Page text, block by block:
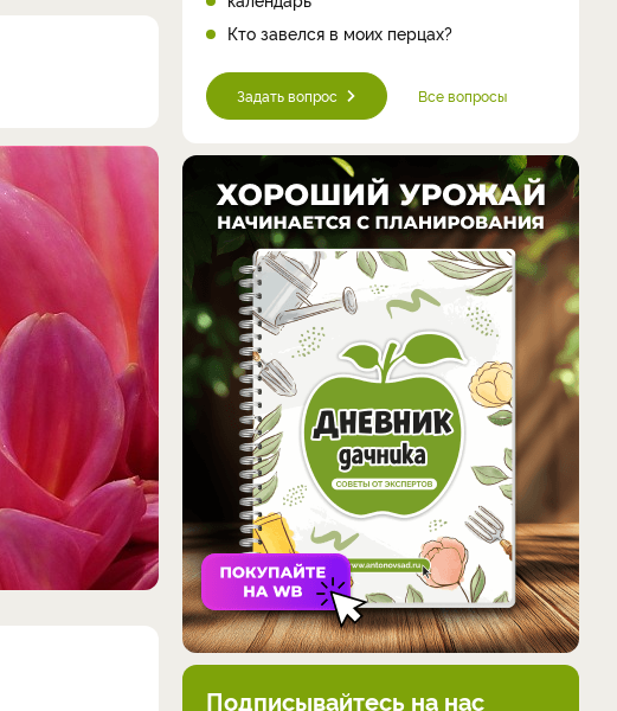
Кто завелся в моих перцах?
Задать вопрос Все вопросы
Подписывайтесь на нас